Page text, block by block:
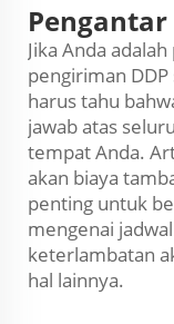
Pengantar
Jika Anda
pengiriman
harus tahu
jawab atas
tempat Anda.
akan biaya
penting untuk
mengenai
keterlambatan
hal lainnya.